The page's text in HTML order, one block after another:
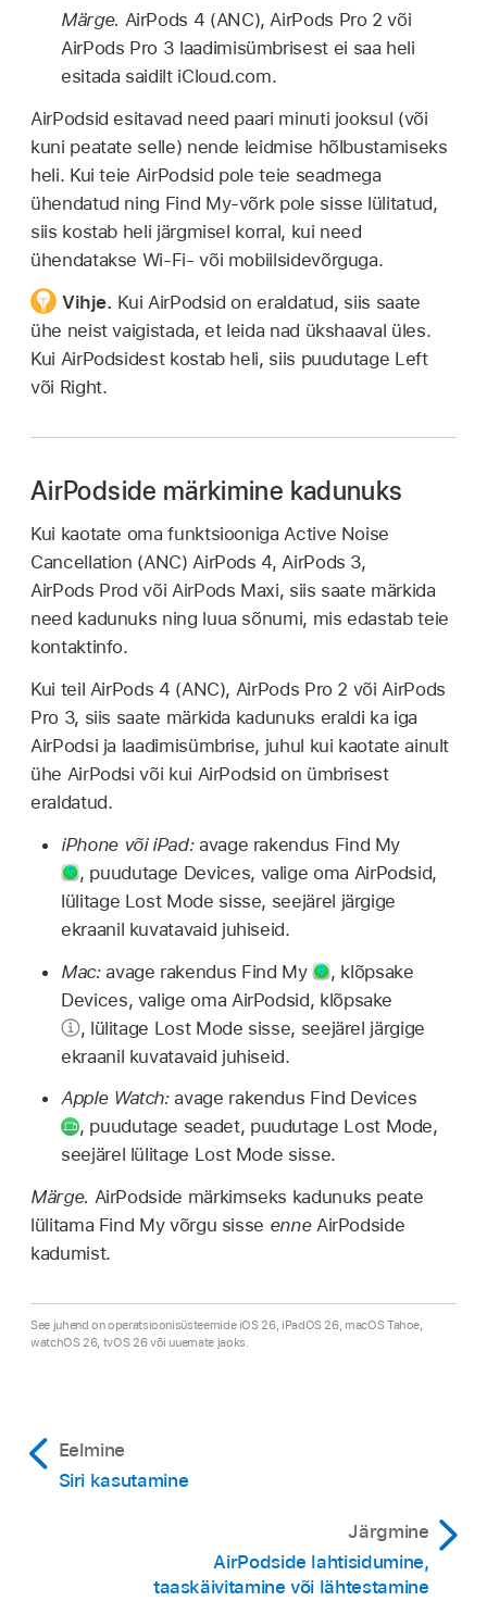
Märge. AirPods 4 (ANC), AirPods Pro 2 või
AirPods Pro 3 laadimisümbrisest ei saa heli
esitada saidilt iCloud.com.
AirPodsid esitavad need paari minuti jooksul (või
kuni peatate selle) nende leidmise hõlbustamiseks
heli. Kui teie AirPodsid pole teie seadmega
ühendatud ning Find My-võrk pole sisse lülitatud,
siis kostab heli järgmisel korral, kui need
ühendatakse Wi-Fi- või mobiilsidevõrguga.
Vihje. Kui AirPodsid on eraldatud, siis saate
ühe neist vaigistada, et leida nad ükshaaval üles.
Kui AirPodsidest kostab heli, siis puudutage Left
või Right.
AirPodside märkimine kadunuks
Kui kaotate oma funktsiooniga Active Noise
Cancellation (ANC) AirPods 4, AirPods 3,
AirPods Prod või AirPods Maxi, siis saate märkida
need kadunuks ning luua sõnumi, mis edastab teie
kontaktinfo.
Kui teil AirPods 4 (ANC), AirPods Pro 2 või AirPods
Pro 3, siis saate märkida kadunuks eraldi ka iga
AirPodsi ja laadimisümbrise, juhul kui kaotate ainult
ühe AirPodsi või kui AirPodsid on ümbrisest
eraldatud.
iPhone või iPad: avage rakendus Find My
, puudutage Devices, valige oma AirPodsid,
lülitage Lost Mode sisse, seejärel järgige
ekraanil kuvatavaid juhiseid.
Mac:avage rakendus Find My , klõpsake
Devices, valige oma AirPodsid, klõpsake
, lülitage Lost Mode sisse, seejärel järgige
ekraanil kuvatavaid juhiseid.
Apple Watch:avage rakendus Find Devices
, puudutage seadet, puudutage Lost Mode,
seejärel lülitage Lost Mode sisse.
Märge. AirPodside märkimseks kadunuks peate
lülitama Find My võrgu sisse enneAirPodside
kadumist.
See juhend on operatsioonisüsteemide iOS 26, iPadOS 26, macOS Tahoe,
watchOS 26, tvOS 26 või uuemate jaoks.
Eelmine
Siri kasutamine
Järgmine
AirPodside lahtisidumine,
taaskäivitamine või lähtestamine